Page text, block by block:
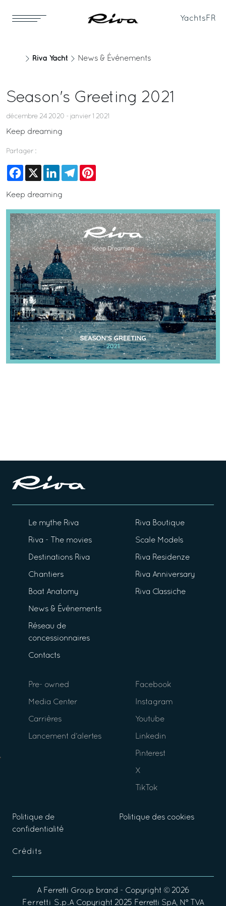
Yachts FR
Riva Yacht News & Événements
Season's Greeting 2021
décembre 24 2020 - janvier 1 2021
Keep dreaming
Partager :
Facebook
X LinkedInTelegram
Keep dreaming
Le mythe Riva
Riva - The movies
Destinations Riva
Chantiers
Boat Anatomy
News & Événements
Réseau de
concessionnaires
Contacts
Riva Boutique
Scale Models
Riva Residenze
Riva Anniversary
Riva Classiche
Pre- owned
Media Center
Carrières
Lancement d’alertes
Facebook
Instagram
Youtube
Linkedin
Pinterest
X
TikTok
Politique de
confidentialité
Politique des cookies
Crédits
A Ferretti Group brand - Copyright © 2026
Ferretti S.p.A Copyright 2025 Ferretti SpA, N° TVA